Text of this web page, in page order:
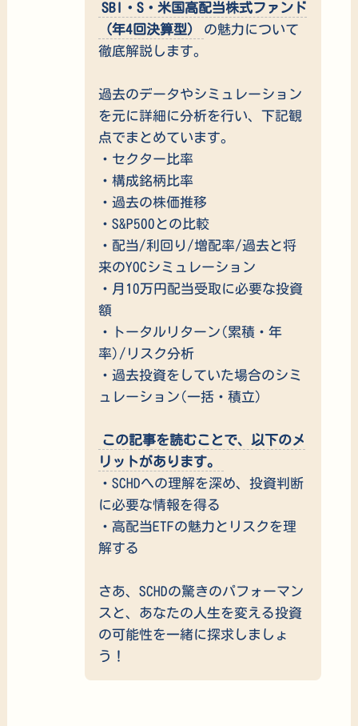
SBI・S・米国高配当株式ファンド
（年4回決算型）
の魅力について
徹底解説します。
過去のデータやシミュレーション
を元に詳細に分析を行い、下記観
点でまとめています。
・セクター比率
・構成銘柄比率
・過去の株価推移
・S&P500との比較
・配当/利回り/増配率/過去と将
来のYOCシミュレーション
・月10万円配当受取に必要な投資
額
・トータルリターン(累積・年
率)/リスク分析
・過去投資をしていた場合のシミ
ュレーション(一括・積立)
この記事を読むことで、以下のメ
リットがあります。
・SCHDへの理解を深め、投資判断
に必要な情報を得る
・高配当ETFの魅力とリスクを理
解する
さあ、SCHDの驚きのパフォーマン
スと、あなたの人生を変える投資
の可能性を一緒に探求しましょ
う！